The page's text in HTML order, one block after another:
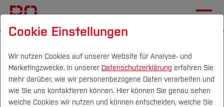
Campus Personen DE|EN Quicklinks
Schulungsangebot “E-
Learning & Digitale Lehre"
Cookie Einstellungen
Wir nutzen Cookies auf unserer Website für Analyse- und
Marketingzwecke. In unserer Datenschutzerklärung erfahren Sie
mehr darüber, wie wir personenbezogene Daten verarbeiten und
wie Sie uns kontaktieren können. Hier können Sie genau sehen
welche Cookies wir nutzen und können entscheiden, welche Sie